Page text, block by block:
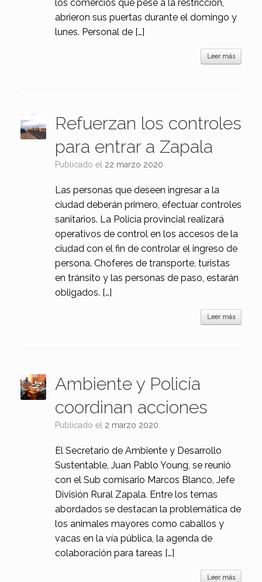
los comercios que pese a la restricción,
abrieron sus puertas durante el domingo y
lunes. Personal de […]
Leer más
Refuerzan los controles
para entrar a Zapala
Publicado el 22 marzo 2020
Las personas que deseen ingresar a la
ciudad deberán primero, efectuar controles
sanitarios. La Policía provincial realizará
operativos de control en los accesos de la
ciudad con el fin de controlar el ingreso de
persona. Choferes de transporte, turistas
en tránsito y las personas de paso, estarán
obligados. […]
Leer más
Ambiente y Policía
coordinan acciones
Publicado el 2 marzo 2020
El Secretario de Ambiente y Desarrollo
Sustentable, Juan Pablo Young, se reunió
con el Sub comisario Marcos Blanco, Jefe
División Rural Zapala. Entre los temas
abordados se destacan la problemática de
los animales mayores como caballos y
vacas en la vía pública, la agenda de
colaboración para tareas […]
Leer más